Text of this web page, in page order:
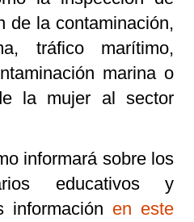
de la contaminación,
tráfico marítimo,
marina o
la mujer al sector
informará sobre los
educativos y
información en este